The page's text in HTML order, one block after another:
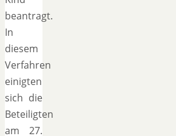
beantragt.
In
diesem
Verfahren
einigten
sich die
Beteiligten
am 27.